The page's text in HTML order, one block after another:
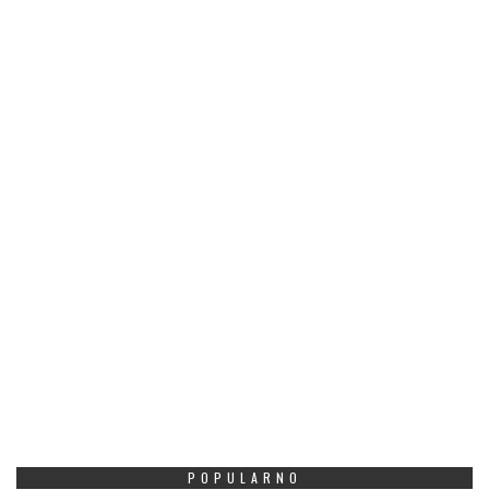
POPULARNO